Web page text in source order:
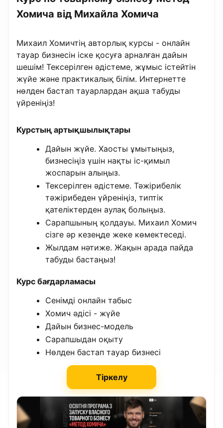
Хомича від Михайла Хомича
Михаил Хомичтің авторлық курсы - онлайн
тауар бизнесін іске қосуға арналған дайын
шешім! Тексерілген әдістеме, жұмыс істейтін
жүйе және практикалық білім. Интернетте
нөлден бастап тауарлардан ақша табуды
үйреніңіз!
Курстың артықшылықтары
Дайын жүйе. Хаосты ұмытыңыз,
бизнесіңіз үшін нақты іс-қимыл
жоспарын алыңыз.
Тексерілген әдістеме. Тәжірибелік
тәжірибеден үйреніңіз, типтік
қателіктерден аулақ болыңыз.
Сарапшының қолдауы. Михаил Хомич
сізге әр кезеңде жеке көмектеседі.
Жылдам нәтиже. Жақын арада пайда
табуды бастаңыз!
Курс бағдарламасы
Сенімді онлайн табыс
Хомич әдісі - жүйе
Дайын бизнес-модель
Сарапшыдан оқыту
Нөлден бастап тауар бизнесі
Тіркелу